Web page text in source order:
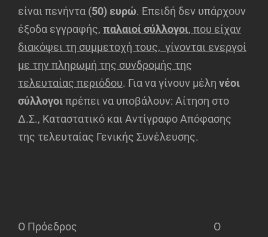
είναι πενήντα (50) ευρώ. Επειδή δεν υπάρχουν
έξοδα εγγραφής, παλαιοί σύλλογοι, που είχαν
διακόψει τη συμμετοχή τους, γίνονται ενεργοί
με την πληρωμή της συνδρομής της
τελευταίας περιόδου. Για να γίνουν μέλη νέοι
σύλλογοιπρέπει να υποβάλουν: Αίτηση στο
Δ.Σ., Καταστατικό και Αντίγραφο Απόφασης
της τελευταίας Γενικής Συνέλευσης.
Ο Πρόεδρος Ο